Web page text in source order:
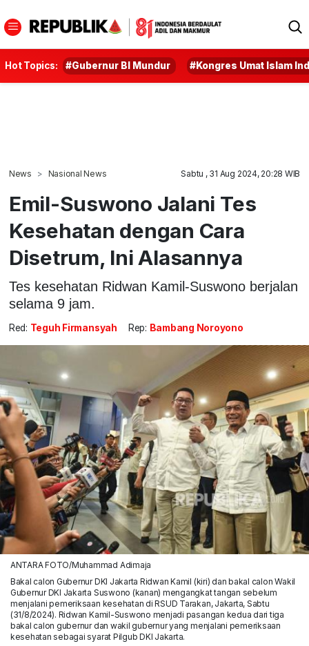
Hot Topics: #Gubernur BI Mundur #Kongres Umat Islam
News Nasional News Sabtu , 31 Aug 2024, 20:28 WIB
Emil-Suswono Jalani Tes
Kesehatan dengan Cara
Disetrum, Ini Alasannya
Tes kesehatan Ridwan Kamil-Suswono berjalan
selama 9 jam.
Red: Teguh Firmansyah Rep: Bambang Noroyono
ANTARA FOTO/Muhammad Adimaja
Bakal calon Gubernur DKI Jakarta Ridwan Kamil (kiri) dan bakal calon Wakil
Gubernur DKI Jakarta Suswono (kanan) mengangkat tangan sebelum
menjalani pemeriksaan kesehatan di RSUD Tarakan, Jakarta, Sabtu
(31/8/2024). Ridwan Kamil-Suswono menjadi pasangan kedua dari tiga
bakal calon gubernur dan wakil gubernur yang menjalani pemeriksaan
kesehatan sebagai syarat Pilgub DKI Jakarta.